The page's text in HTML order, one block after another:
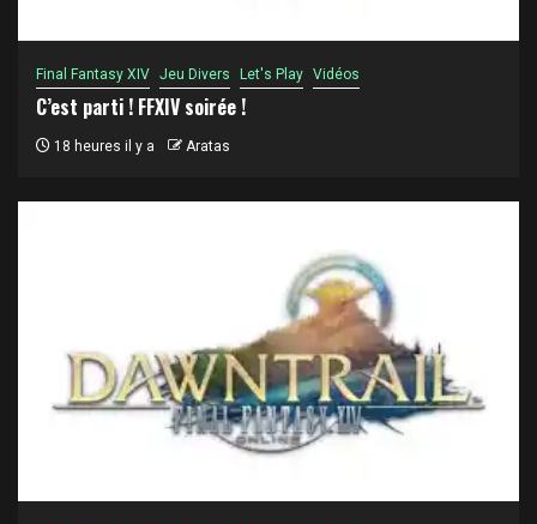
Final Fantasy XIV Jeu Divers Let's Play Vidéos
C’est parti ! FFXIV soirée !
18 heures il y a Aratas